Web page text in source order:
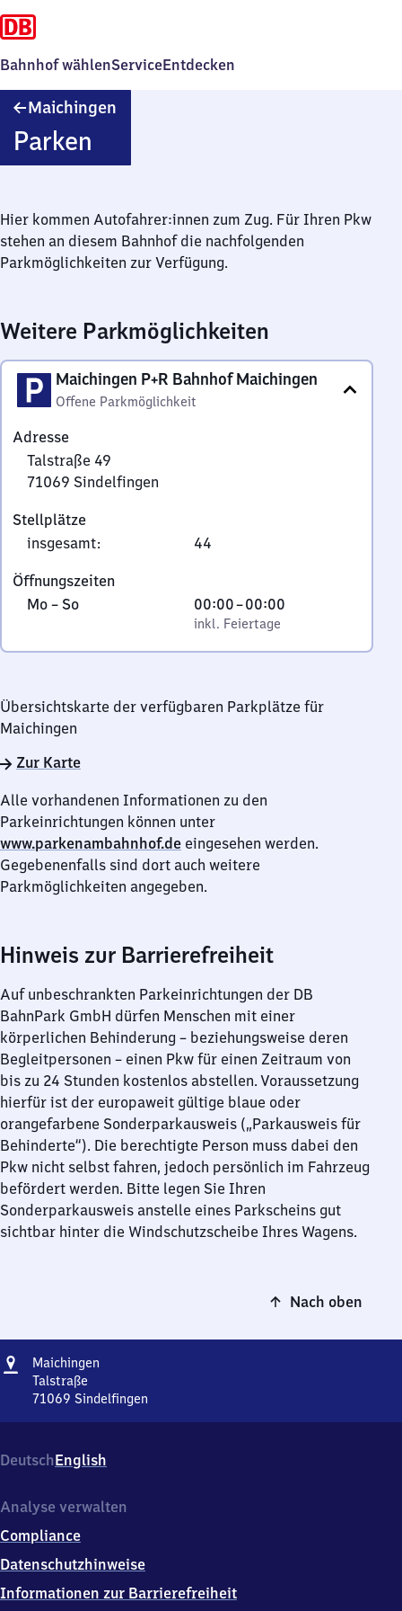
Bahnhof wählenServiceEntdecken
Maichingen
Parken
Hier kommen Autofahrer:innen zum Zug. Für Ihren Pkw
stehen an diesem Bahnhof die nachfolgenden
Parkmöglichkeiten zur Verfügung.
Weitere Parkmöglichkeiten
Maichingen P+R Bahnhof Maichingen
Offene Parkmöglichkeit
Adresse
Talstraße 49
71069 Sindelfingen
49,
7
0
6
Sindelfingen
Stellplätze
insgesamt: 44
Öffnungszeiten
Montag
Sonntag
Mo – So,
00:00–00:00
Von
0
Uhr
Uhr
inkl. Feiertage
Übersichtskarte der verfügbaren Parkplätze für
Maichingen
Zur Karte
Alle vorhandenen Informationen zu den
Parkeinrichtungen können unter
www.parkenambahnhof.de eingesehen werden.
Gegebenenfalls sind dort auch weitere
Parkmöglichkeiten angegeben.
Hinweis zur Barrierefreiheit
Auf unbeschrankten Parkeinrichtungen der DB
BahnPark GmbH dürfen Menschen mit einer
körperlichen Behinderung – beziehungsweise deren
Begleitpersonen – einen Pkw für einen Zeitraum von
bis zu 24 Stunden kostenlos abstellen. Voraussetzung
hierfür ist der europaweit gültige blaue oder
orangefarbene Sonderparkausweis („Parkausweis für
Behinderte“). Die berechtigte Person muss dabei den
Pkw nicht selbst fahren, jedoch persönlich im Fahrzeug
befördert werden. Bitte legen Sie Ihren
Sonderparkausweis anstelle eines Parkscheins gut
sichtbar hinter die Windschutzscheibe Ihres Wagens.
Nach oben
Adresse
Maichingen
Talstraße
71069 Sindelfingen
7
1
6
Sindelfingen
DeutschEnglish
Analyse verwalten
Compliance
Datenschutzhinweise
Informationen zur Barrierefreiheit